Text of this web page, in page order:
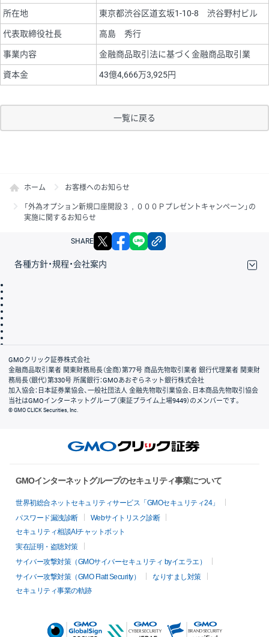
所在地 東京都渋谷区道玄坂1-10-8 渋谷野村ビル
代表取締役社長 高島 秀行
事業内容 金融商品取引法に基づく金融商品取引業
資本金 43億4,666万3,925円
一覧に戻る
ホーム お客様へのお知らせ
「外為オプション新規口座開設３，０００Ｐプレゼントキャンペーン」の
実施に関するお知らせ
SHARE X facebook
各種方針・規程・会社案内
会社案内
GMOクリック証券株式会社
金融商品取引業者 関東財務局長（金商）第77号 商品先物取引業者 銀行代理業者 関東財
務局長（銀代）第330号 所属銀行：GMOあおぞらネット銀行株式会社
加入協会：日本証券業協会、一般社団法人 金融先物取引業協会、日本商品先物取引協会
当社はGMOインターネットグループ（東証プライム上場9449）のメンバーです。
© GMO CLICK Securities, Inc.
GMOインターネットグループのセキュリティ事業について
世界初総合ネットセキュリティサービス「GMOセキュリティ24」
パスワード漏洩診断
Webサイトリスク診断
セキュリティ相談AIチャットボット
実在証明・盗聴対策
サイバー攻撃対策（GMOサイバーセキュリティ byイエラエ）
サイバー攻撃対策（GMO Flatt Security）
なりすまし対策
セキュリティ事業の軌跡